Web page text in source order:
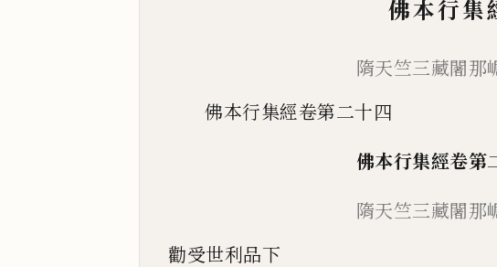
佛本行集
隋天竺三藏闍那
佛本行集經卷第二十四
佛本行集經卷第
隋天竺三藏闍那
勸受世利品下